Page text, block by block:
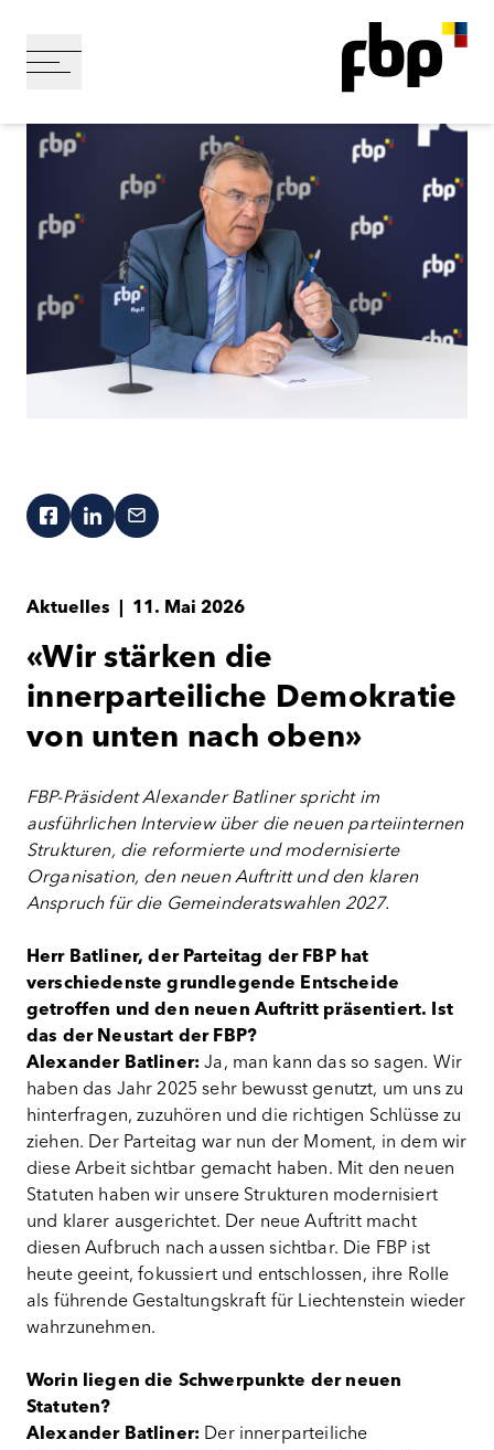
Aktuelles 11. Mai 2026
«Wir stärken die
innerparteiliche Demokratie
von unten nach oben»
FBP-Präsident Alexander Batliner spricht im
ausführlichen Interview über die neuen parteiinternen
Strukturen, die reformierte und modernisierte
Organisation, den neuen Auftritt und den klaren
Anspruch für die Gemeinderatswahlen 2027.
Herr Batliner, der Parteitag der FBP hat
verschiedenste grundlegende Entscheide
getroffen und den neuen Auftritt präsentiert. Ist
das der Neustart der FBP?
Alexander Batliner: Ja, man kann das so sagen. Wir
haben das Jahr 2025 sehr bewusst genutzt, um uns zu
hinterfragen, zuzuhören und die richtigen Schlüsse zu
ziehen. Der Parteitag war nun der Moment, in dem wir
diese Arbeit sichtbar gemacht haben. Mit den neuen
Statuten haben wir unsere Strukturen modernisiert
und klarer ausgerichtet. Der neue Auftritt macht
diesen Aufbruch nach aussen sichtbar. Die FBP ist
heute geeint, fokussiert und entschlossen, ihre Rolle
als führende Gestaltungskraft für Liechtenstein wieder
wahrzunehmen.
Worin liegen die Schwerpunkte der neuen
Statuten?
Alexander Batliner: Der innerparteiliche